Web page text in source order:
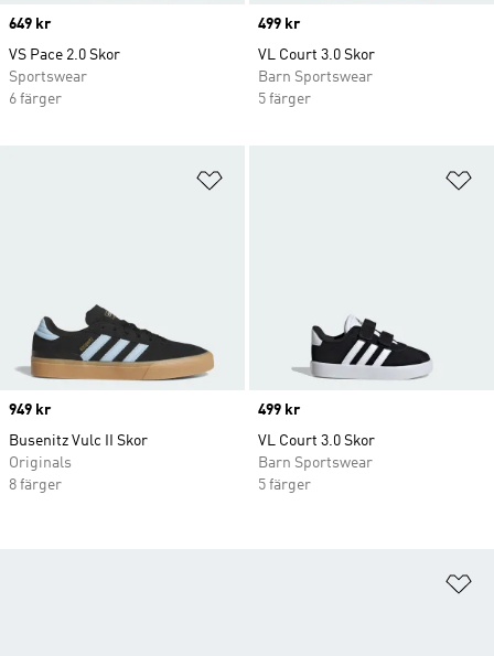
Price
649 kr
VS Pace 2.0 Skor
Sportswear
6 färger
Price
499 kr
VL Court 3.0 Skor
Barn Sportswear
5 färger
Price
949 kr
Busenitz Vulc II Skor
Originals
8 färger
Price
499 kr
VL Court 3.0 Skor
Barn Sportswear
5 färger